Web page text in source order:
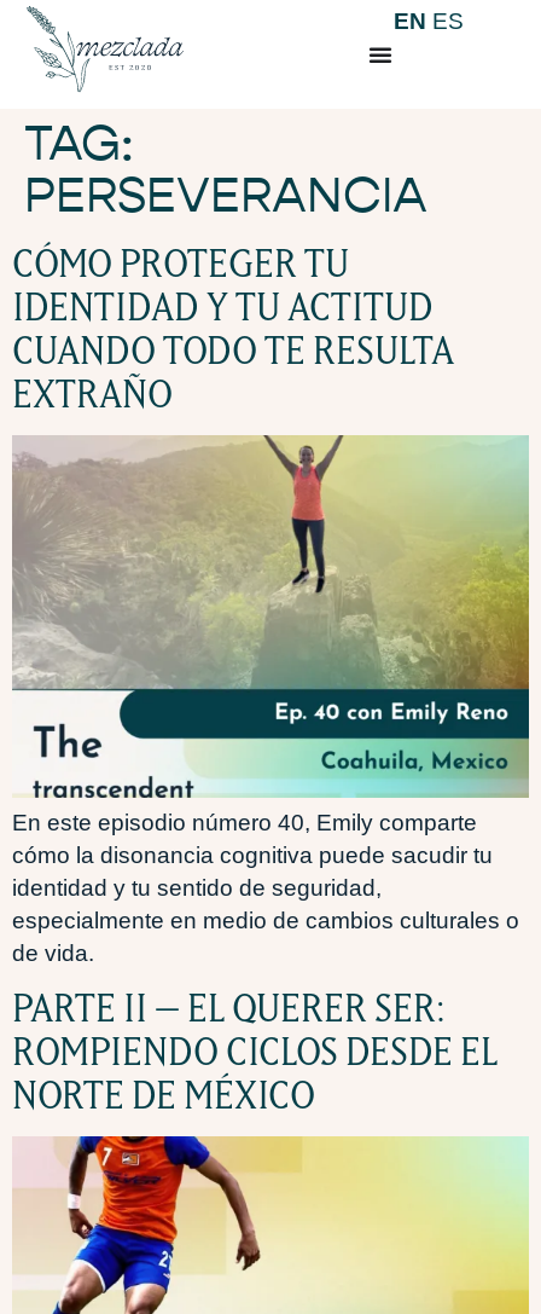
EN ES
TAG:
PERSEVERANCIA
CÓMO PROTEGER TU
IDENTIDAD Y TU ACTITUD
CUANDO TODO TE RESULTA
EXTRAÑO
En este episodio número 40, Emily comparte
cómo la disonancia cognitiva puede sacudir tu
identidad y tu sentido de seguridad,
especialmente en medio de cambios culturales o
de vida.
PARTE II – EL QUERER SER:
ROMPIENDO CICLOS DESDE EL
NORTE DE MÉXICO